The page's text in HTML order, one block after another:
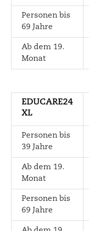
Personen bis
69 Jahre
Ab dem 19.
Monat
EDUCARE24
XL
Personen bis
39 Jahre
Ab dem 19.
Monat
Personen bis
69 Jahre